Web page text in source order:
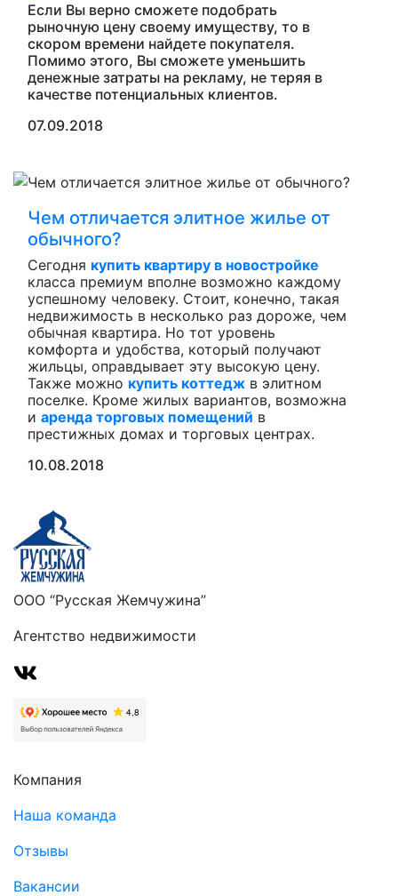
Если Вы верно сможете подобрать
рыночную цену своему имуществу, то в
скором времени найдете покупателя.
Помимо этого, Вы сможете уменьшить
денежные затраты на рекламу, не теряя в
качестве потенциальных клиентов.
07.09.2018
Чем отличается элитное жилье от
обычного?
Сегодня купить квартиру в новостройке
класса премиум вполне возможно каждому
успешному человеку. Стоит, конечно, такая
недвижимость в несколько раз дороже, чем
обычная квартира. Но тот уровень
комфорта и удобства, который получают
жильцы, оправдывает эту высокую цену.
Также можно купить коттедж в элитном
поселке. Кроме жилых вариантов, возможна
и аренда торговых помещений в
престижных домах и торговых центрах.
10.08.2018
ООО “Русская Жемчужина”
Агентство недвижимости
Компания
Наша команда
Отзывы
Вакансии